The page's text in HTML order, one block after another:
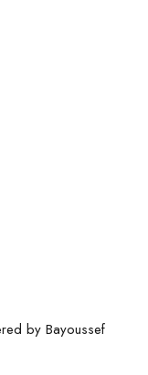
by Bayoussef